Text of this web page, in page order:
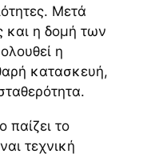
Μετά
και η δομή των
η
κατασκευή,
παίζει το
τεχνική